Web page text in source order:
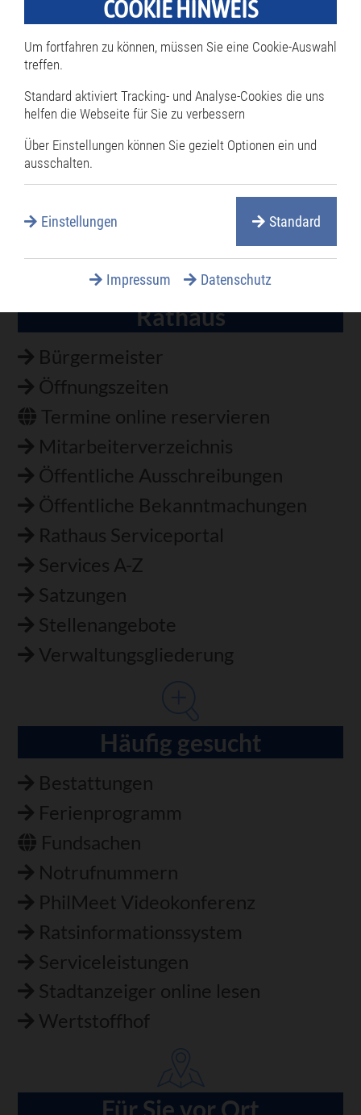
(Dienstag)
Blutspende - DRK
Hinweis:
Terminangaben ohne Gewähr!
Änderungen vorbehalten.
Für die Vollständigkeit übernehmen wir
keine Haftung.
Rathaus
Bürgermeister
Öffnungszeiten
Termine online reservieren
Mitarbeiterverzeichnis
Öffentliche Ausschreibungen
Öffentliche Bekanntmachungen
Rathaus Serviceportal
Services A-Z
Satzungen
Stellenangebote
Verwaltungsgliederung
Häufig gesucht
Bestattungen
Ferienprogramm
Fundsachen
Notrufnummern
PhilMeet Videokonferenz
Ratsinformationssystem
Serviceleistungen
Stadtanzeiger online lesen
Wertstoffhof
Für Sie vor Ort
COOKIE HINWEIS
Um fortfahren zu können, müssen Sie eine Cookie-Auswahl
treffen.
Standard aktiviert Tracking- und Analyse-Cookies die uns
helfen die Webseite für Sie zu verbessern
Über Einstellungen können Sie gezielt Optionen ein und
ausschalten.
Einstellungen Standard
Impressum Datenschutz